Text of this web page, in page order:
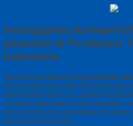
Keunggulan
pesanan di Produsen
Indonesia
Memilah produsen toga wisuda
Keseluruhan jenis nilai manfaat bagi
universitas Pertama, Langkah
kondisi Lebih utama Tanpa kesulitan
primer Customer terjangkau
kombinasi memadai